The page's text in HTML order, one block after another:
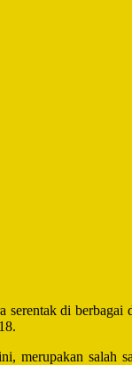
di berbagai
merupakan salah